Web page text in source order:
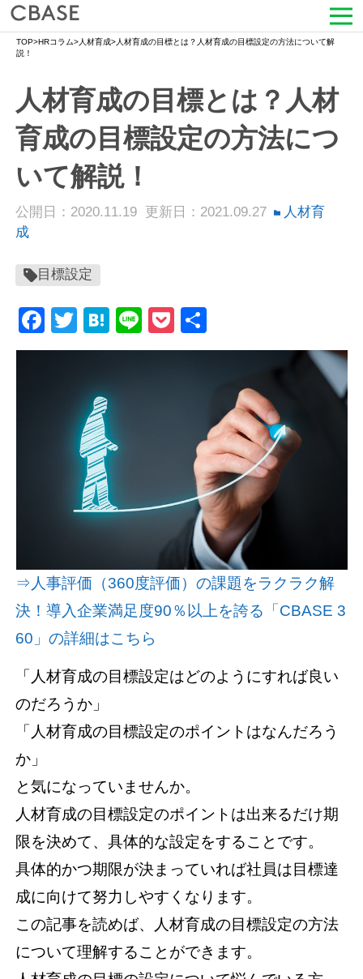
サービス
活用シーン
導入事例
セミナー情報
HRコラム
お知らせ
会社情報
よくある質問
資料請求(無料) お見積もり依頼
TOP>HRコラム>人材育成>人材育成の目標とは？人材育成の目標設定の方法について解
説！
人材育成の目標とは？人材
育成の目標設定の方法につ
いて解説！
公開日：2020.11.19 更新日：2021.09.27
人材育
成
目標設定
Facebook
Twitter
Hatena
LinePocket
有
⇒人事評価（360度評価）の課題をラクラク解
決！導入企業満足度90％以上を誇る「CBASE 3
60」の詳細はこちら
「人材育成の目標設定はどのようにすれば良い
のだろうか」
「人材育成の目標設定のポイントはなんだろう
か」
と気になっていませんか。
人材育成の目標設定のポイントは出来るだけ期
限を決めて、具体的な設定をすることです。
具体的かつ期限が決まっていれば社員は目標達
成に向けて努力しやすくなります。
この記事を読めば、人材育成の目標設定の方法
について理解することができます。